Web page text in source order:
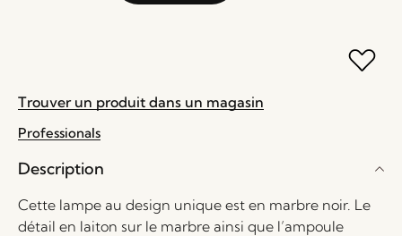
Trouver un produit dans un magasin
Professionals
Description
Cette lampe au design unique est en marbre noir. Le
détail en laiton sur le marbre ainsi que l’ampoule